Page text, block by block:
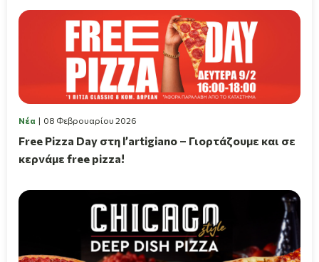
Νέα 08 Φεβρουαρίου 2026
Free Pizza Day στη l’artigiano – Γιορτάζουμε και σε
κερνάμε free pizza!